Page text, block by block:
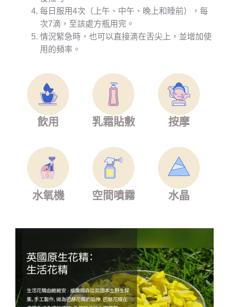
每日服用4次（上午、中午、晚上和睡前），每
次7滴，至該處方瓶用完。
情況緊急時，也可以直接滴在舌尖上，並增加使
用的頻率。
飲用 乳霜貼敷 按摩
水氧機 空間噴霧 水晶